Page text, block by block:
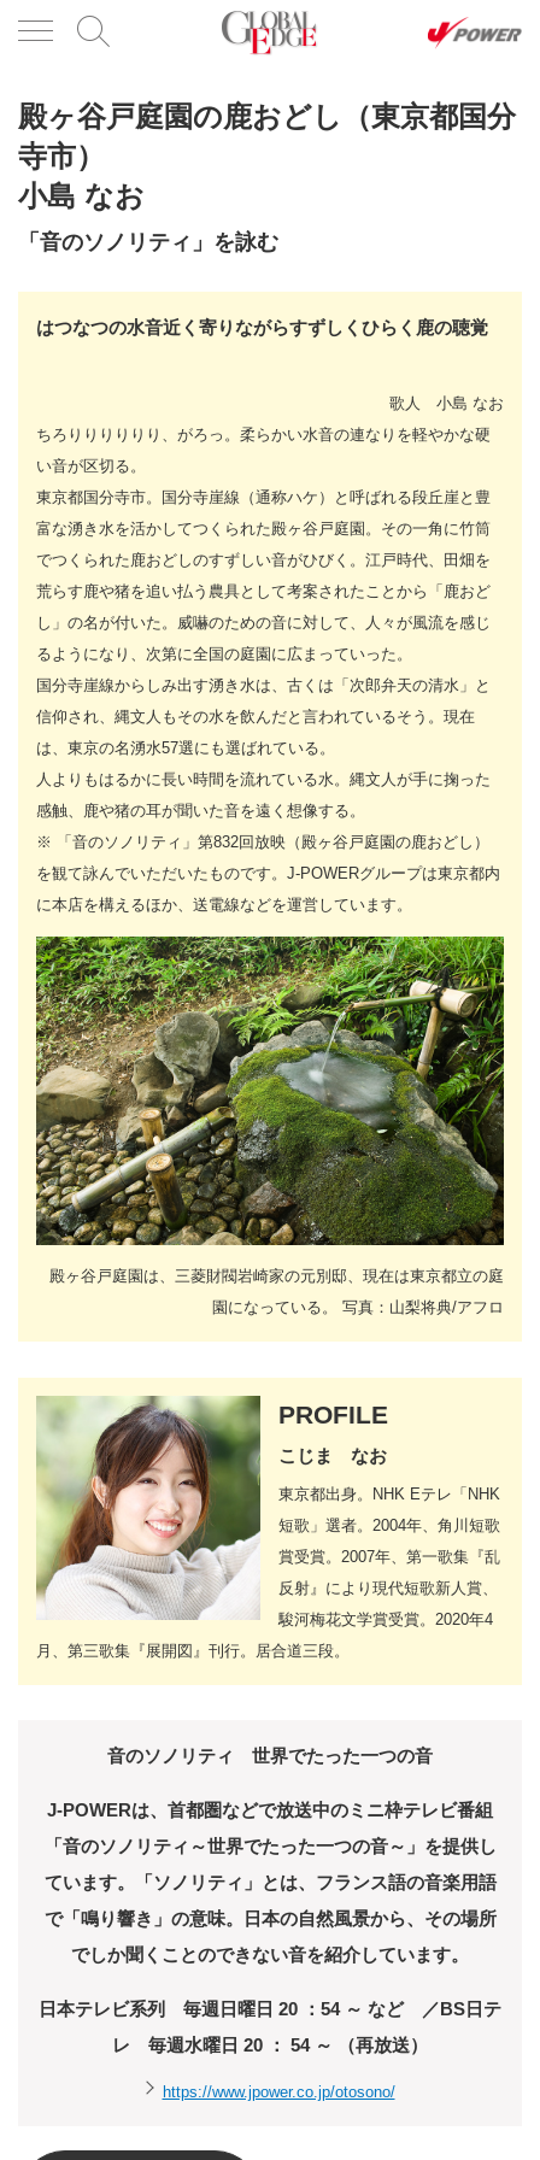
殿ヶ谷戸庭園の鹿おどし（東京都国分
寺市）
小島 なお
「音のソノリティ」を詠む
はつなつの水音近く寄りながらすずしくひらく鹿の聴覚
歌人 小島 なお
ちろりりりりりり、がろっ。柔らかい水音の連なりを軽やかな硬
い音が区切る。
東京都国分寺市。国分寺崖線（通称ハケ）と呼ばれる段丘崖と豊
富な湧き水を活かしてつくられた殿ヶ谷戸庭園。その一角に竹筒
でつくられた鹿おどしのすずしい音がひびく。江戸時代、田畑を
荒らす鹿や猪を追い払う農具として考案されたことから「鹿おど
し」の名が付いた。威嚇のための音に対して、人々が風流を感じ
るようになり、次第に全国の庭園に広まっていった。
国分寺崖線からしみ出す湧き水は、古くは「次郎弁天の清水」と
信仰され、縄文人もその水を飲んだと言われているそう。現在
は、東京の名湧水57選にも選ばれている。
人よりもはるかに長い時間を流れている水。縄文人が手に掬った
感触、鹿や猪の耳が聞いた音を遠く想像する。
※ 「音のソノリティ」第832回放映（殿ヶ谷戸庭園の鹿おどし）
を観て詠んでいただいたものです。J-POWERグループは東京都内
に本店を構えるほか、送電線などを運営しています。
殿ヶ谷戸庭園は、三菱財閥岩崎家の元別邸、現在は東京都立の庭
園になっている。 写真：山梨将典/アフロ
PROFILE
こじま なお
東京都出身。NHK Eテレ「NHK
短歌」選者。2004年、角川短歌
賞受賞。2007年、第一歌集『乱
反射』により現代短歌新人賞、
駿河梅花文学賞受賞。2020年4
月、第三歌集『展開図』刊行。居合道三段。
音のソノリティ 世界でたった一つの音
J-POWERは、首都圏などで放送中のミニ枠テレビ番組
「音のソノリティ～世界でたった一つの音～」を提供し
ています。「ソノリティ」とは、フランス語の音楽用語
で「鳴り響き」の意味。日本の自然風景から、その場所
でしか聞くことのできない音を紹介しています。
日本テレビ系列 毎週日曜日 20 ：54 ～ など ／BS日テ
レ 毎週水曜日 20 ： 54 ～ （再放送）
https://www.jpower.co.jp/otosono/